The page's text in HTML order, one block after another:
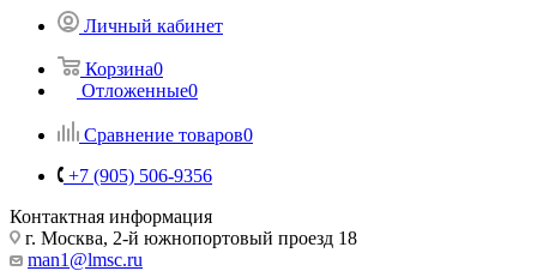
Личный кабинет
Корзина0
Отложенные0
Сравнение товаров0
+7 (905) 506-9356
Контактная информация
г. Москва, 2-й южнопортовый проезд 18
man1@lmsc.ru